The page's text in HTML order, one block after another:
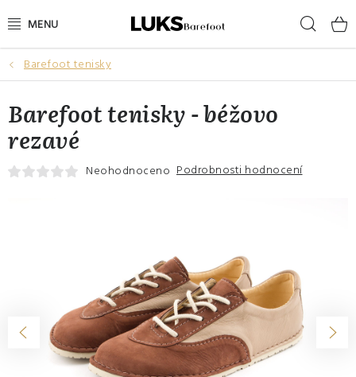
na
NOVINKY
VÝPRODEJ
DÁMSKÉ BAREFOOT BOTY
Hodnocení obchodu
Moje objednávka
Barefoot tenisky
Barefoot tenisky - béžovo
rezavé
Neohodnoceno Podrobnosti hodnocení